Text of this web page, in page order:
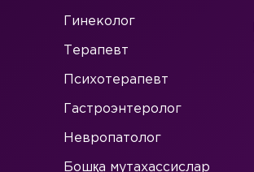
Гинеколог
Терапевт
Психотерапевт
Гастроэнтеролог
Невропатолог
Бошқа мутахассислар